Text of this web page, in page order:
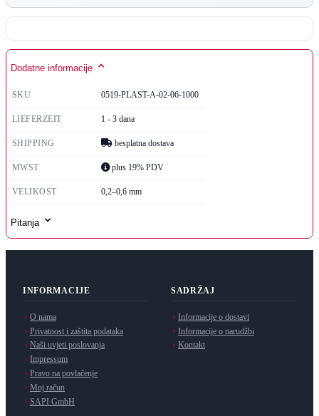
Dodatne informacije
SKU 0519-PLAST-A-02-06-1000
LIEFERZEIT 1 - 3 dana
SHIPPING besplatna dostava
MWST plus 19% PDV
VELIKOST 0,2–0,6 mm
Pitanja
INFORMACIJE
O nama
Privatnost i zaštita podataka
Naši uvjeti poslovanja
Impressum
Pravo na povlačenje
Moj račun
SAPI GmbH
SADRŽAJ
Informacije o dostavi
Informacije o narudžbi
Kontakt